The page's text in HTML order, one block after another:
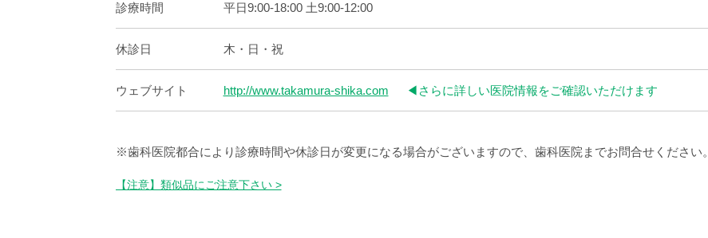
診療時間 平日9:00-18:00 土9:00-12:00
休診日 木・日・祝
ウェブサイト http://www.takamura-shika.com ◀︎さらに詳しい医院情報をご確認いただけます
※歯科医院都合により診療時間や休診日が変更になる場合がございますので、歯科医院までお問合せください。
【注意】類似品にご注意下さい >